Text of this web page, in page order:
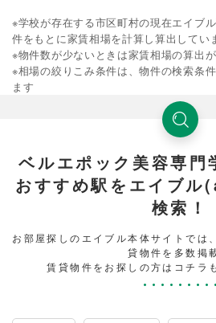
※学校が存在する市区町村の現在エイブ
件をもとに家賃相場を計算し算出してい
※物件数が少ないときは家賃相場の算出
※相場の絞りこみ条件は、物件の検索条
ます
ベルエポック美容専門
おすすめ駅をエイブ
検索！
お部屋探しのエイブル本体サイトでは
貸物件を多数掲
賃貸物件をお探しの方はコチラ